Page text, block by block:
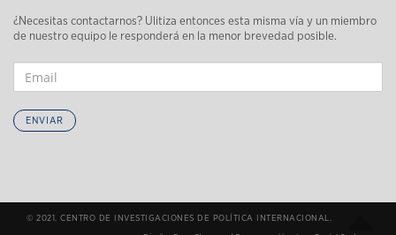
¿Necesitas contactarnos? Ulitiza entonces esta misma vía y un miembro
de nuestro equipo le responderá en la menor brevedad posible.
ENVIAR
© 2021. CENTRO DE INVESTIGACIONES DE POLÍTICA INTERNACIONAL.